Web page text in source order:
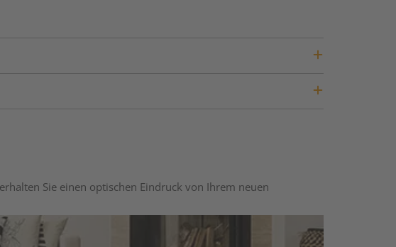
Sie einen optischen Eindruck von Ihrem neuen